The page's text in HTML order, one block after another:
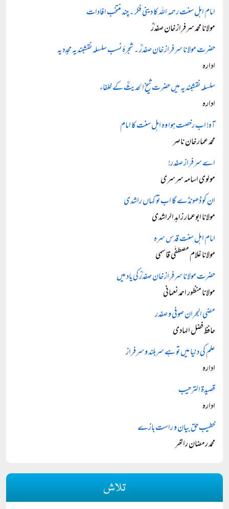
امام اہل سنت رحمہ اللہ کا دینی فکر ۔ چند منتخب افادات
مولانا محمد سرفراز خان صفدرؒ
حضرت مولانا سرفراز خان صفدرؒ ۔ شجرۂ نسب سلسلہ نقشبندیہ مجددیہ
ادارہ
سلسلہ نقشبندیہ میں حضرت شیخ الحدیثؒ کے خلفاء
ادارہ
آہ! اب رخصت ہوا وہ اہل سنت کا امام
محمد عمار خان ناصر
اے سرفراز صفدر!
مولوی اسامہ سرسری
ان کو ڈھونڈے گا اب تو کہاں راشدی
مولانا ابوعمار زاہد الراشدی
امام اہل سنت قدس سرہ
مولانا غلام مصطفٰی قاسمی
حضرت مولانا سرفراز خان صفدرؒ کی یاد میں
مولانا منظور احمد نعمانی
مضی البحران صوفی و صفدر
حافظ فضل الہادی
علم کی دنیا میں تو ہے سربلند و سرفراز
ادارہ
قصیدۃ الترحیب
ادارہ
خطیب حق بیان و راست بازے
محمد رمضان راتھر
تلاش